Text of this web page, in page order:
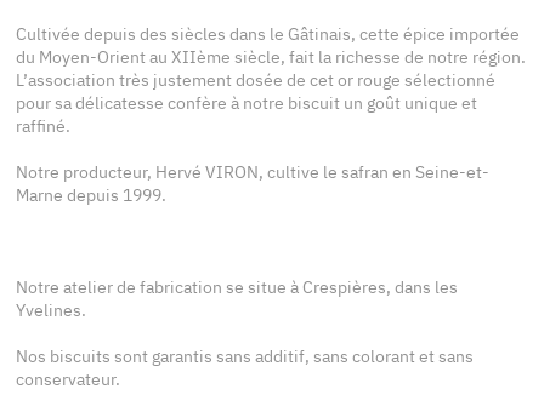
Cultivée depuis des siècles dans le Gâtinais, cette épice importée
du Moyen-Orient au XIIème siècle, fait la richesse de notre région.
L’association très justement dosée de cet or rouge sélectionné
pour sa délicatesse confère à notre biscuit un goût unique et
raffiné.
Notre producteur, Hervé VIRON, cultive le safran en Seine-et-
Marne depuis 1999.
Notre atelier de fabrication se situe à Crespières, dans les
Yvelines.
Nos biscuits sont garantis sans additif, sans colorant et sans
conservateur.